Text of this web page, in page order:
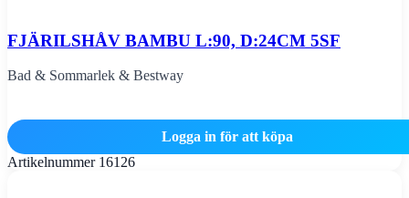
FJÄRILSHÅV BAMBU L:90, D:24CM 5SF
Bad & Sommarlek & Bestway
Logga in för att köpa
Artikelnummer 16126